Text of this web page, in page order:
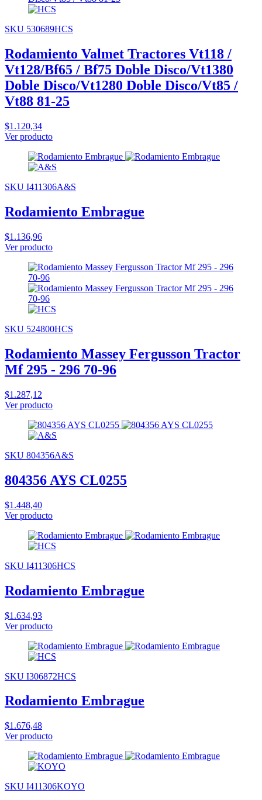
SKU 530689HCS
Rodamiento Valmet Tractores Vt118 /
Vt128/Bf65 / Bf75 Doble Disco/Vt1380
Doble Disco/Vt1280 Doble Disco/Vt85 /
Vt88 81-25
$1.120,34
Ver producto
SKU I411306A&S
Rodamiento Embrague
$1.136,96
Ver producto
SKU 524800HCS
Rodamiento Massey Fergusson Tractor
Mf 295 - 296 70-96
$1.287,12
Ver producto
SKU 804356A&S
804356 AYS CL0255
$1.448,40
Ver producto
SKU I411306HCS
Rodamiento Embrague
$1.634,93
Ver producto
SKU I306872HCS
Rodamiento Embrague
$1.676,48
Ver producto
SKU I411306KOYO